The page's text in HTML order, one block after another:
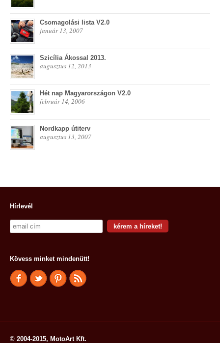
Csomagolási lista V2.0
január 13, 2007
Szicília Ákossal 2013.
augusztus 12, 2013
Hét nap Magyarországon V2.0
február 14, 2006
Nordkapp útiterv
augusztus 13, 2007
Hírlevél
Kövess minket mindenütt!
© 2004-2015, MotoArt Kft.